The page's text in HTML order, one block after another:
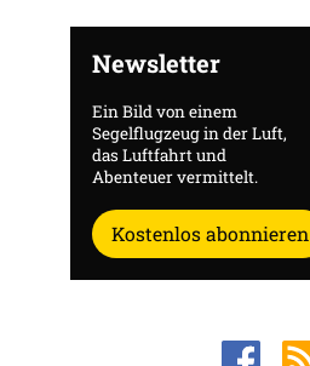
Newsletter
Ein Bild von einem
Segelflugzeug in der Luft,
das Luftfahrt und
Abenteuer vermittelt.
Kostenlos abonnieren